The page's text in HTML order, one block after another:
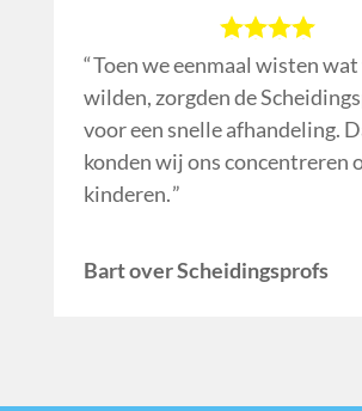
Toen we eenmaal wisten
wilden, zorgden de
voor een snelle afhandeling.
konden wij ons concentreren
kinderen.
Bart over Scheidingsprofs